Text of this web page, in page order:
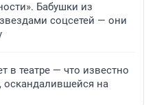
Бабушки из
соцсетей — они
в театре — что известно
оскандалившейся на